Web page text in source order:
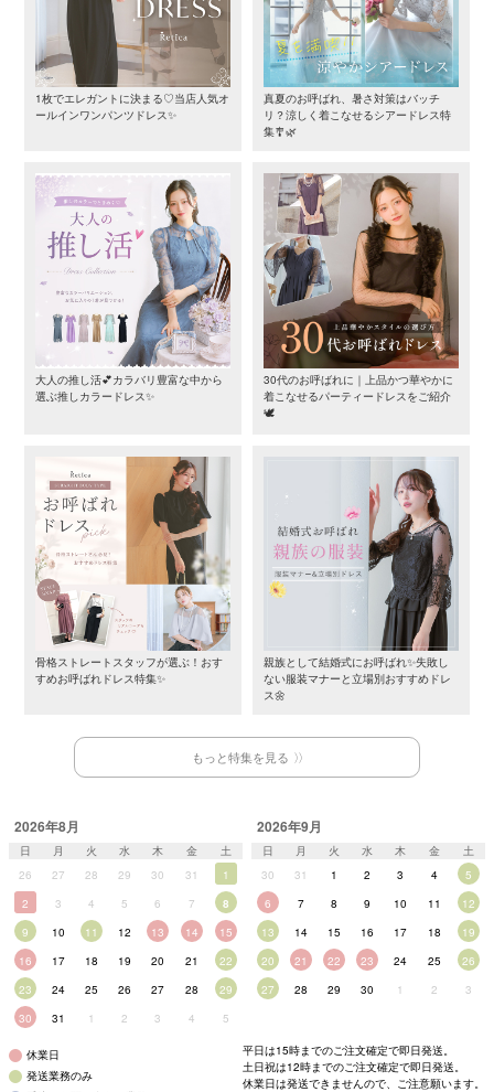
1枚でエレガントに決まる♡当店人気オ
ールインワンパンツドレス✨
真夏のお呼ばれ、暑さ対策はバッチ
リ？涼しく着こなせるシアードレス特
集🎐🌿
大人の推し活💕カラバリ豊富な中から
選ぶ推しカラードレス✨
30代のお呼ばれに｜上品かつ華やかに
着こなせるパーティードレスをご紹介
🕊️
骨格ストレートスタッフが選ぶ！おす
すめお呼ばれドレス特集✨
親族として結婚式にお呼ばれ✨失敗し
ない服装マナーと立場別おすすめドレ
ス🌼
もっと特集を見る
2026年8月
日 月 火 水 木 金
土
26
27 28 29 30 31
1
2
3 4 5 6 7
8
9
10 11 12 13 14
15
16
17 18 19 20 21
22
23
24 25 26 27 28
29
30
31 1 2 3 4 5
2026年9月
日 月 火 水 木 金
土
30
31 1 2 3 4
5
6
7 8 9 10 11
12
13
14 15 16 17 18
19
20
21 22 23 24 25
26
27
28 29 30 1 2 3
休業日
発送業務のみ
平日は15時までのご注文確定で即日発送。
土日祝は12時までのご注文確定で即日発送。
休業日は発送できませんので、ご注意願います。